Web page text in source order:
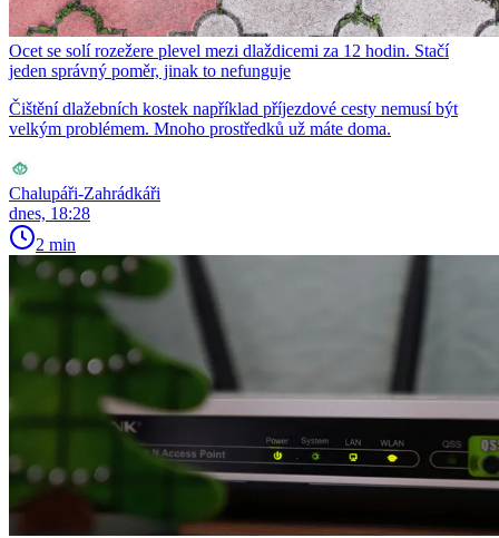
Ocet se solí rozežere plevel mezi dlaždicemi za 12 hodin. Stačí
jeden správný poměr, jinak to nefunguje
Čištění dlažebních kostek například příjezdové cesty nemusí být
velkým problémem. Mnoho prostředků už máte doma.
Chalupáři-Zahrádkáři
dnes, 18:28
2 min